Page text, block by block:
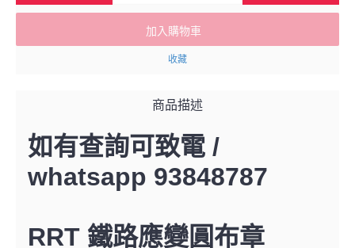
加入購物車
收藏
商品描述
如有查詢可致電 /
whatsapp 93848787
RRT 鐵路應變圓布章